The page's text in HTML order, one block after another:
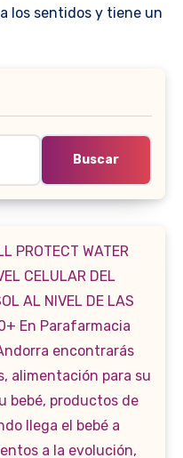
los sentidos y tiene un